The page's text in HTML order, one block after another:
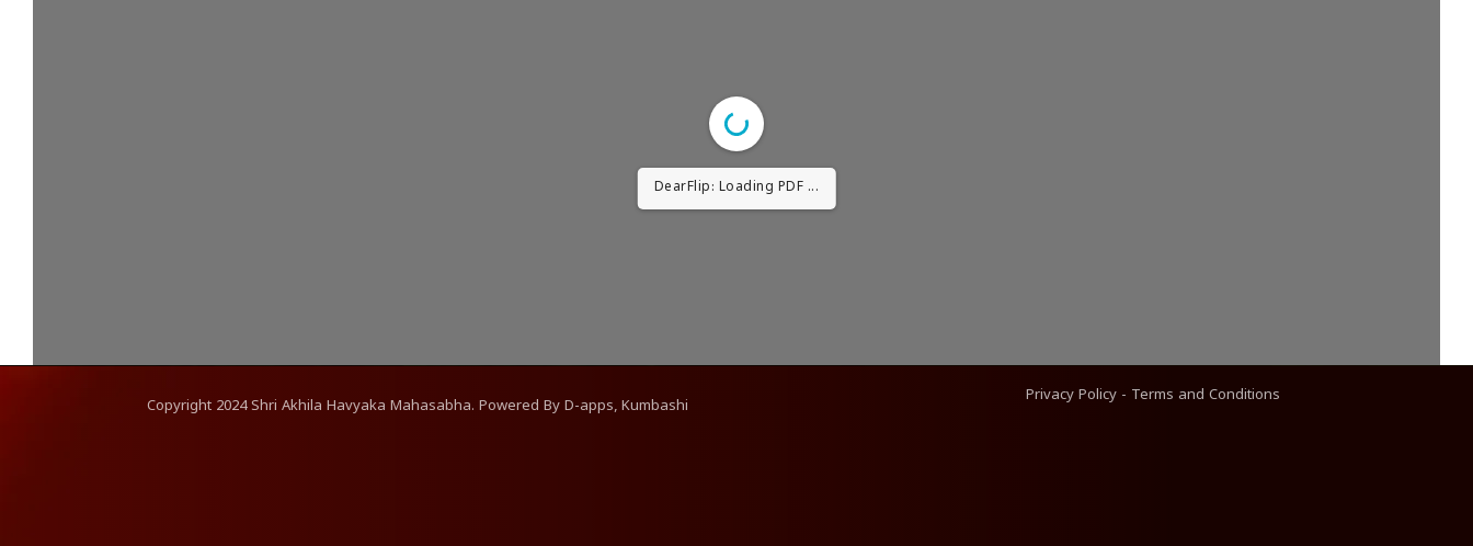
DearFlip: Loading PDF ...
Copyright 2024Shri Akhila Havyaka Mahasabha. Powered ByD-apps, Kumbashi
Privacy Policy- Terms and Conditions